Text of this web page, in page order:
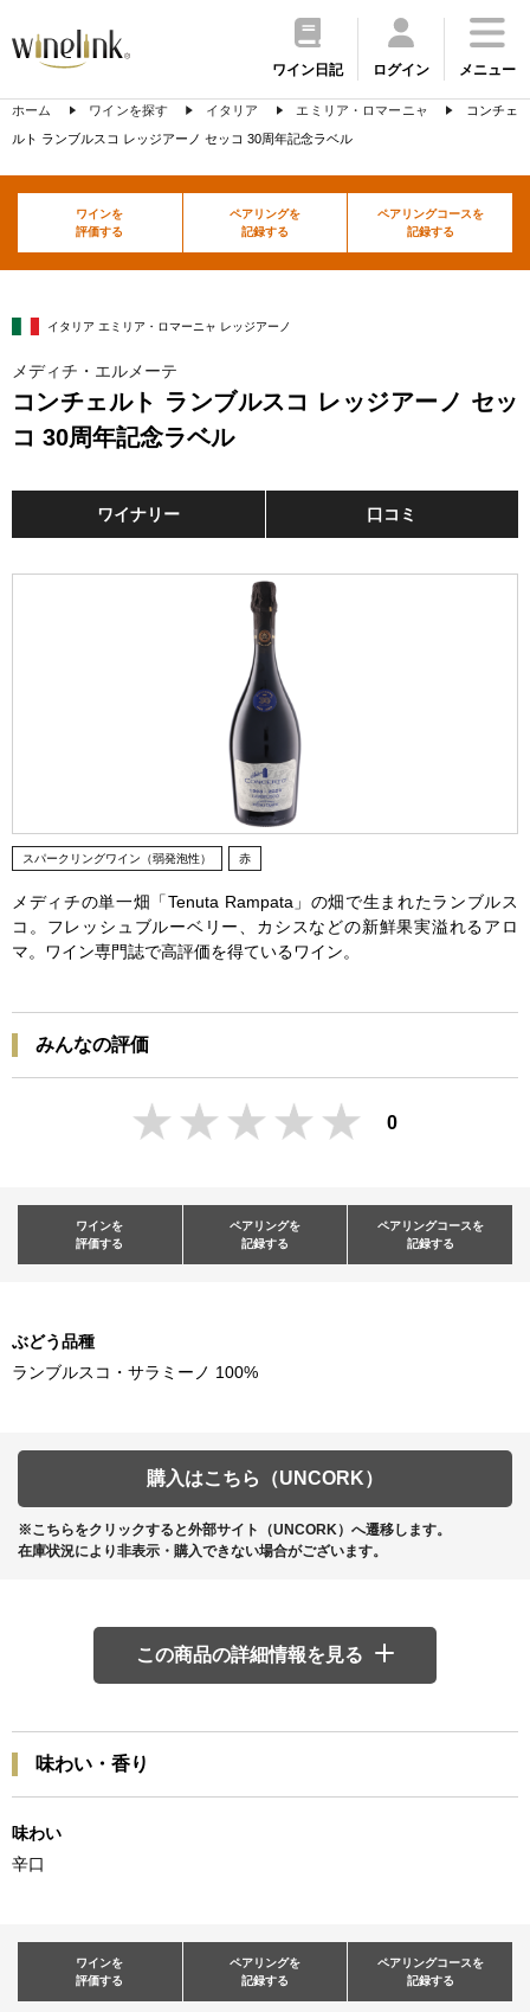
ワイン日記 ログイン メニュー
ホーム ワインを探す イタリア エミリア・ロマーニャ
コンチェ
ルト ランブルスコ レッジアーノ セッコ 30周年記念ラベル
ワインを
評価する
ペアリングを
記録する
ペアリングコースを
記録する
イタリア エミリア・ロマーニャ レッジアーノ
メディチ・エルメーテ
コンチェルト ランブルスコ レッジアーノ セッ
コ 30周年記念ラベル
ワイナリー 口コミ
スパークリングワイン（弱発泡性） 赤
メディチの単一畑「Tenuta Rampata」の畑で生まれたランブルス
コ。フレッシュブルーベリー、カシスなどの新鮮果実溢れるアロ
マ。ワイン専門誌で高評価を得ているワイン。
みんなの評価
0
ワインを
評価する
ペアリングを
記録する
ペアリングコースを
記録する
ぶどう品種
ランブルスコ・サラミーノ 100%
購入はこちら（UNCORK）
※こちらをクリックすると外部サイト（UNCORK）へ遷移します。
在庫状況により非表示・購入できない場合がございます。
この商品の詳細情報を見る
味わい・香り
味わい
辛口
ワインを
評価する
ペアリングを
記録する
ペアリングコースを
記録する